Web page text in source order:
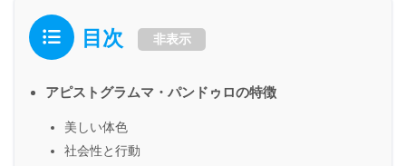
目次 非表示
アピストグラムマ・パンドゥロの特徴
美しい体色
社会性と行動